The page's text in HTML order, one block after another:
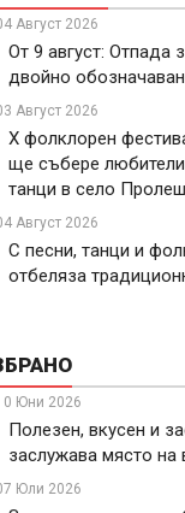
Август 2026
От 9 август: Отпада
двойно
Август 2026
X фолклорен
ще събере любители
танци в село
Август 2026
С песни, танци и
отбеляза
Юни 2026
Полезен, вкусен и
заслужава място на
Юли 2026